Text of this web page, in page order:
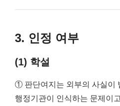
3. 인정 여부
(1) 학설
① 판단여지는 외부의 사실이
행정기관이 인식하는 문제이